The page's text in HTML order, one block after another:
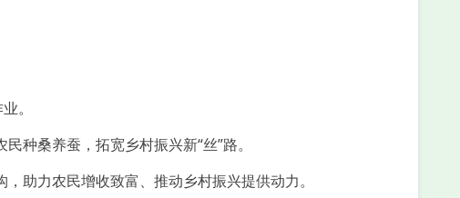
。
种桑养蚕，拓宽乡村振兴新“丝”路。
助力农民增收致富、推动乡村振兴提供动力。